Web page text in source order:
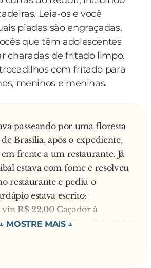
Leia-os e você
piadas são engraçadas.
que têm adolescentes
charadas de fritado limpo.
com fritado para
meninos e meninas.
passeando por uma floresta
Brasília, após o expediente,
frente a um restaurante. Já
estava com fome e resolveu
restaurante e pediu o
estava escrito:
R$ 22,00 Caçador à
Fritada de político R$ 182,00
essa diferença de preços e
de cozinha qual a razão de
tão caro.